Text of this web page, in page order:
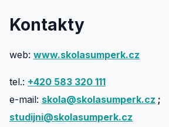
Kontakty
web: www.skolasumperk.cz
tel.: +420 583 320 111
e-mail: skola@skolasumperk.cz ;
studijni@skolasumperk.cz